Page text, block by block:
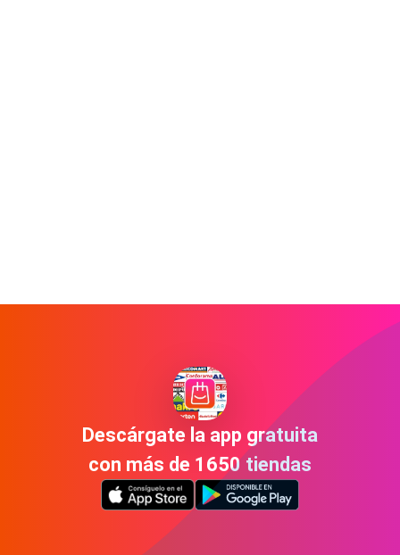
Descárgate la app gratuita
con más de 1650 tiendas